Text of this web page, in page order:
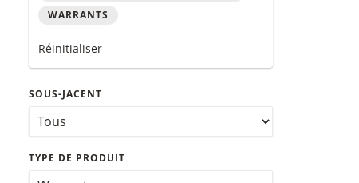
WARRANTS
Réinitialiser
SOUS-JACENT
TYPE DE PRODUIT